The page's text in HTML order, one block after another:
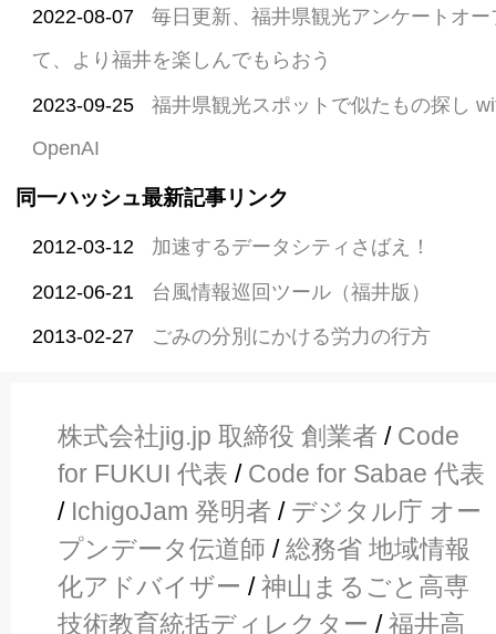
2022-08-07
毎日更新、福井県観光アンケートオ
て、より福井を楽しんでもらおう
2023-09-25
福井県観光スポットで似たもの探し
OpenAI
同一ハッシュ最新記事リンク
2012-03-12 加速するデータシティさばえ！
2012-06-21 台風情報巡回ツール（福井版）
2013-02-27 ごみの分別にかける労力の行方
株式会社jig.jp 取締役 創業者 / Code
for FUKUI 代表 / Code for Sabae 代表
/ IchigoJam 発明者 / デジタル庁 オー
プンデータ伝道師 /総務省 地域情報
化アドバイザー /神山まるごと高専
技術教育統括ディレクター /福井高